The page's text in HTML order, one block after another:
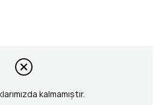
kalmamıştır.